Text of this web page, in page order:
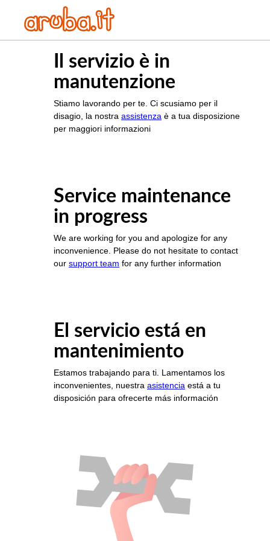
Il servizio è in
manutenzione
Stiamo lavorando per te. Ci scusiamo per il
disagio, la nostra assistenza è a tua disposizione
per maggiori informazioni
Service maintenance
in progress
We are working for you and apologize for any
inconvenience. Please do not hesitate to contact
our support team for any further information
El servicio está en
mantenimiento
Estamos trabajando para ti. Lamentamos los
inconvenientes, nuestra asistencia está a tu
disposición para ofrecerte más información